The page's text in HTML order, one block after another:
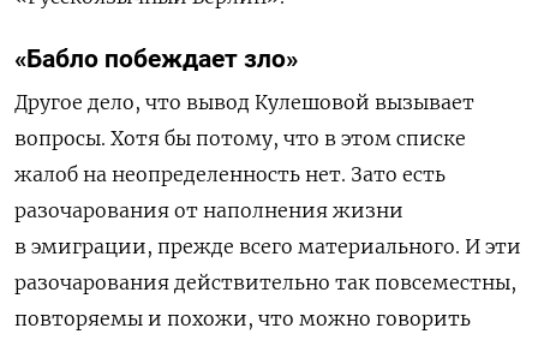
«Бабло побеждает зло»
Другое дело, что вывод Кулешовой вызывает
вопросы. Хотя бы потому, что в этом списке
жалоб на неопределенность нет. Зато есть
разочарования от наполнения жизни
в эмиграции, прежде всего материального. И эти
разочарования действительно так повсеместны,
повторяемы и похожи, что можно говорить